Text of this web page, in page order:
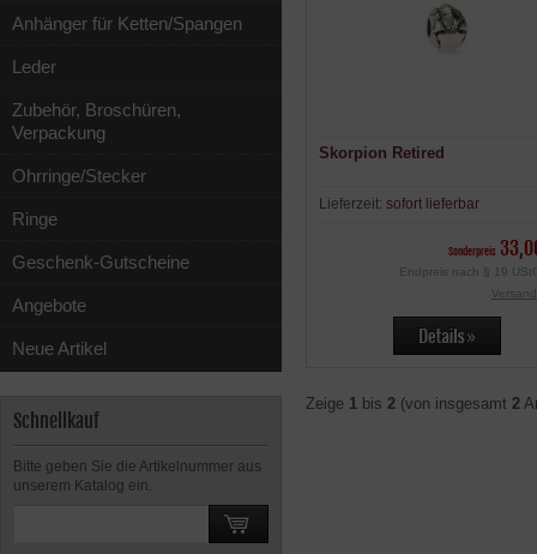
Anhänger für Ketten/Spangen
Leder
Zubehör, Broschüren,
Verpackung
Ohrringe/Stecker
Ringe
Geschenk-Gutscheine
Angebote
Neue Artikel
Schnellkauf
Bitte geben Sie die Artikelnummer aus
unserem Katalog ein.
Skorpion Retired
Lieferzeit: sofort lieferbar
Sonderpreis
Endpreis nach § 19
Zeige 1 bis 2 (von insgesamt 2